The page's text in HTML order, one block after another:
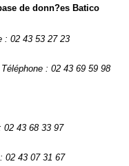
de donn?es Batico
: 02 43 53 27 23
Téléphone : 02 43 69 59 98
02 43 68 33 97
02 43 07 31 67